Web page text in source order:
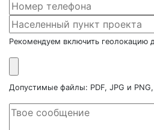
Рекомендуем включить геолокацию
Допустимые файлы: PDF, JPG и